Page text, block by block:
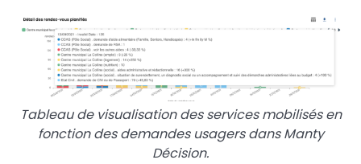
Tableau de visualisation des services mobilisés en
fonction des demandes usagers dans Manty
Décision.